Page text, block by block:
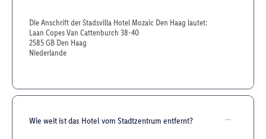
Die Anschrift der Stadsvilla Hotel Mozaic Den Haag lautet:
Laan Copes Van Cattenburch 38-40
2585 GB Den Haag
Niederlande
Wie weit ist das Hotel vom Stadtzentrum entfernt?